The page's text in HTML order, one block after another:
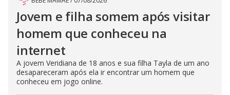
Jovem e filha somem após visitar
homem que conheceu na
internet
A jovem Veridiana de 18 anos e sua filha Tayla de um ano
desapareceram após ela ir encontrar um homem que
conheceu em jogo online.